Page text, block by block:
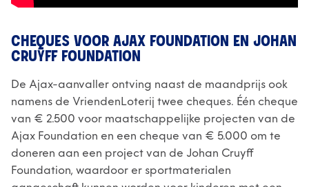
CHEQUES VOOR AJAX FOUNDATION EN JOHAN
CRUYFF FOUNDATION
De Ajax-aanvaller ontving naast de maandprijs ook
namens de VriendenLoterij twee cheques. Één cheque
van € 2.500 voor maatschappelijke projecten van de
Ajax Foundation en een cheque van € 5.000 om te
doneren aan een project van de Johan Cruyff
Foundation, waardoor er sportmaterialen